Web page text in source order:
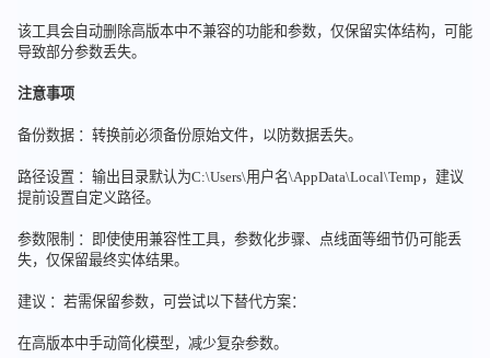
该工具会自动删除高版本中不兼容的功能和参数，仅保留实体结构，可能
导致部分参数丢失。
注意事项
备份数据 ：转换前必须备份原始文件，以防数据丢失。
路径设置 ：输出目录默认为C:\Users\用户名\AppData\Local\Temp，建议
提前设置自定义路径。
参数限制 ：即使使用兼容性工具，参数化步骤、点线面等细节仍可能丢
失，仅保留最终实体结果。
建议 ：若需保留参数，可尝试以下替代方案：
在高版本中手动简化模型，减少复杂参数。